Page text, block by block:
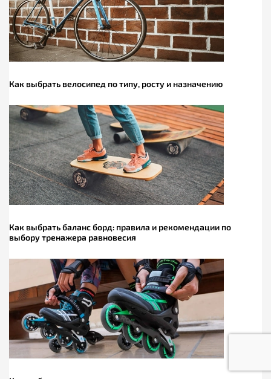
Как выбрать велосипед по типу, росту и назначению
Как выбрать баланс борд: правила и рекомендации по
выбору тренажера равновесия